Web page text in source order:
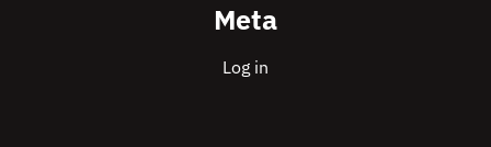
Meta
Log in